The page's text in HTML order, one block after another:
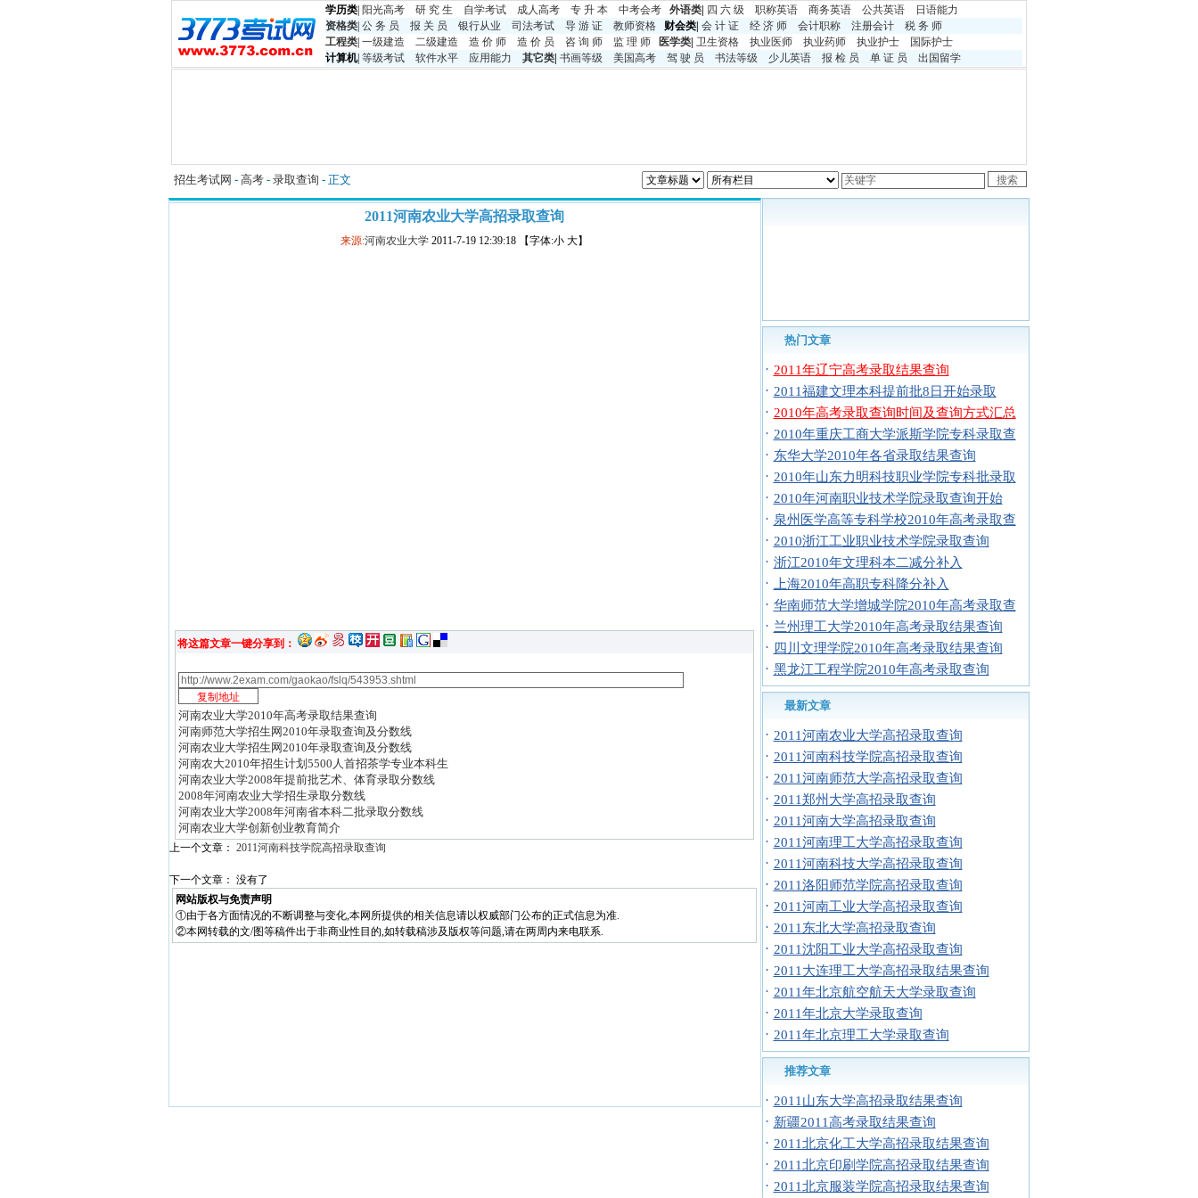
学历类 阳光高考 研 究 生 自学考试 成人高考 专 升 本 中考会考 外语类 四 六 级 职称英语 商务英语 公共英语
日语能力
资格类 公 务 员 报 关 员 银行从业 司法考试 导 游 证 教师资格 财会类| 会 计 证 经 济 师 会计职称 注册会计
税 务 师
工程类 一级建造 二级建造 造 价 师 造 价 员 咨 询 师 监 理 师 医学类 卫生资格 执业医师 执业药师 执业护士
国际护士
计算机| 等级考试 软件水平 应用能力 其它类 书画等级 美国高考 驾 驶 员 书法等级 少儿英语 报 检 员 单 证 员 出国留学
招生考试网 - 高考 - 录取查询 - 正文
2011河南农业大学高招录取查询
来源:河南农业大学 2011-7-19 12:39:18 【字体:小 大】
将这篇文章一键分享到：
河南农业大学2010年高考录取结果查询
河南师范大学招生网2010年录取查询及分数线
河南农业大学招生网2010年录取查询及分数线
河南农大2010年招生计划5500人首招茶学专业本科生
河南农业大学2008年提前批艺术、体育录取分数线
2008年河南农业大学招生录取分数线
河南农业大学2008年河南省本科二批录取分数线
河南农业大学创新创业教育简介
上一个文章： 2011河南科技学院高招录取查询
下一个文章： 没有了
网站版权与免责声明
①由于各方面情况的不断调整与变化,本网所提供的相关信息请以权威部门公布的正式信息为准.
②本网转载的文/图等稿件出于非商业性目的,如转载稿涉及版权等问题,请在两周内来电联系.
热门文章
· 2011年辽宁高考录取结果查询
· 2011福建文理本科提前批8日开始录取
· 2010年高考录取查询时间及查询方式汇总
· 2010年重庆工商大学派斯学院专科录取查
· 东华大学2010年各省录取结果查询
· 2010年山东力明科技职业学院专科批录取
· 2010年河南职业技术学院录取查询开始
· 泉州医学高等专科学校2010年高考录取查
· 2010浙江工业职业技术学院录取查询
· 浙江2010年文理科本二减分补入
·
上海2010年高职专科降分补入
· 华南师范大学增城学院2010年高考录取查
· 兰州理工大学2010年高考录取结果查询
· 四川文理学院2010年高考录取结果查询
· 黑龙江工程学院2010年高考录取查询
最新文章
· 2011河南农业大学高招录取查询
· 2011河南科技学院高招录取查询
· 2011河南师范大学高招录取查询
· 2011郑州大学高招录取查询
· 2011河南大学高招录取查询
· 2011河南理工大学高招录取查询
· 2011河南科技大学高招录取查询
· 2011洛阳师范学院高招录取查询
· 2011河南工业大学高招录取查询
· 2011东北大学高招录取查询
· 2011沈阳工业大学高招录取查询
· 2011大连理工大学高招录取结果查询
· 2011年北京航空航天大学录取查询
· 2011年北京大学录取查询
· 2011年北京理工大学录取查询
推荐文章
· 2011山东大学高招录取结果查询
· 新疆2011高考录取结果查询
· 2011北京化工大学高招录取结果查询
· 2011北京印刷学院高招录取结果查询
· 2011北京服装学院高招录取结果查询